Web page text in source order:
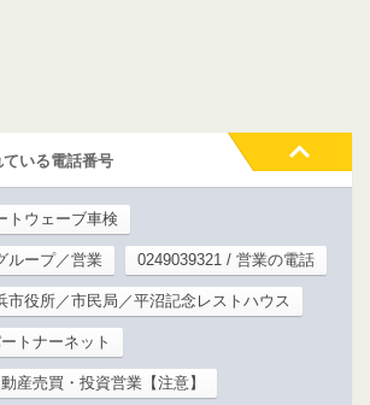
いる電話番号
トウェーブ車検
ループ／営業 0249039321 / 営業の電話
市役所／市民局／平沼記念レストハウス
トナーネット
産売買・投資営業【注意】